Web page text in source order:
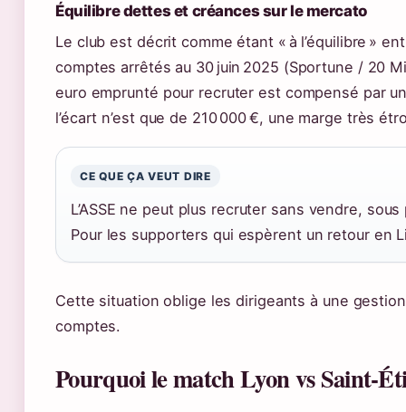
Équilibre dettes et créances sur le mercato
Le club est décrit comme étant « à l’équilibre »
comptes arrêtés au 30 juin 2025 (Sportune / 20
euro emprunté pour recruter est compensé par
l’écart n’est que de 210 000 €, une marge très
CE QUE ÇA VEUT DIRE
L’ASSE ne peut plus recruter sans vendre,
Pour les supporters qui espèrent un retour en
Cette situation oblige les dirigeants à une
comptes.
Pourquoi le match Lyon vs